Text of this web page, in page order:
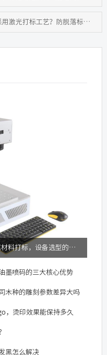
下一篇 : 智能穿戴设备为何普遍采用激光打标工艺？防脱落标识方案探讨
激光打标机：金属与非金属材料打标，设备选型的关键差异
墨喷码的三大核心优势
木种的雕刻参数差异大吗
，烫印效果能保持多久
黑怎么解决